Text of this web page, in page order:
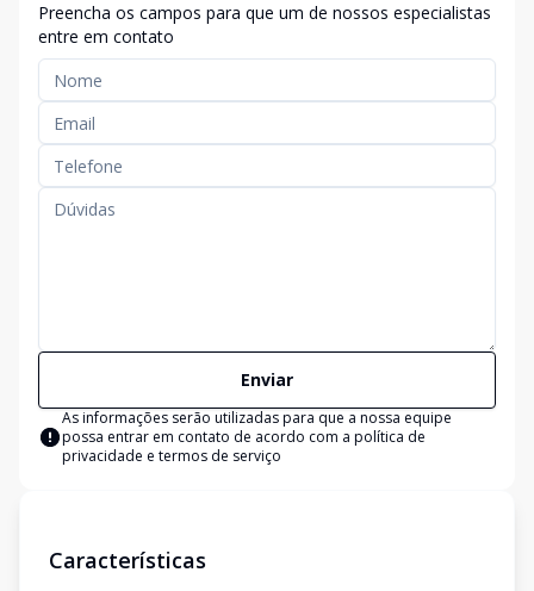
Preencha os campos para que um de nossos especialistas
entre em contato
Enviar
As informações serão utilizadas para que a nossa equipe
possa entrar em contato de acordo com a política de
privacidade e termos de serviço
Características